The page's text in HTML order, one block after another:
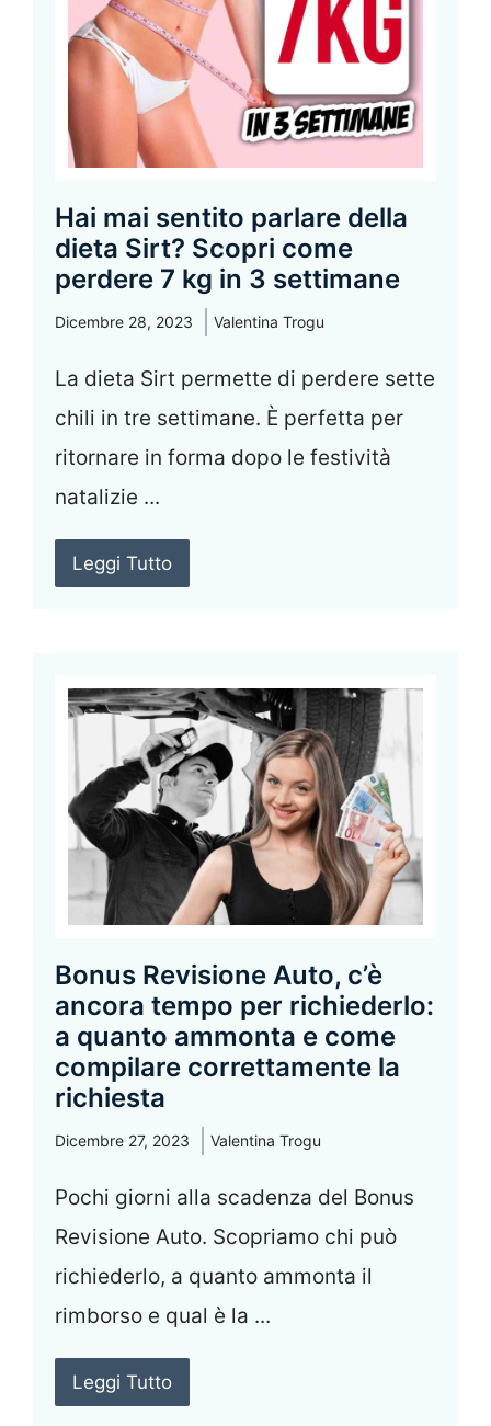
Hai mai sentito parlare della
dieta Sirt? Scopri come
perdere 7 kg in 3 settimane
Dicembre 28, 2023 Valentina Trogu
La dieta Sirt permette di perdere sette
chili in tre settimane. È perfetta per
ritornare in forma dopo le festività
natalizie ...
Leggi Tutto
Bonus Revisione Auto, c’è
ancora tempo per richiederlo:
a quanto ammonta e come
compilare correttamente la
richiesta
Dicembre 27, 2023 Valentina Trogu
Pochi giorni alla scadenza del Bonus
Revisione Auto. Scopriamo chi può
richiederlo, a quanto ammonta il
rimborso e qual è la ...
Leggi Tutto